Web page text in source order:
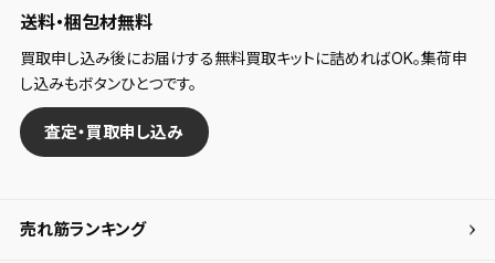
送料・梱包材無料
買取申し込み後にお届けする無料買取キットに詰めればOK。集荷申
し込みもボタンひとつです。
査定・買取申し込み
売れ筋ランキング